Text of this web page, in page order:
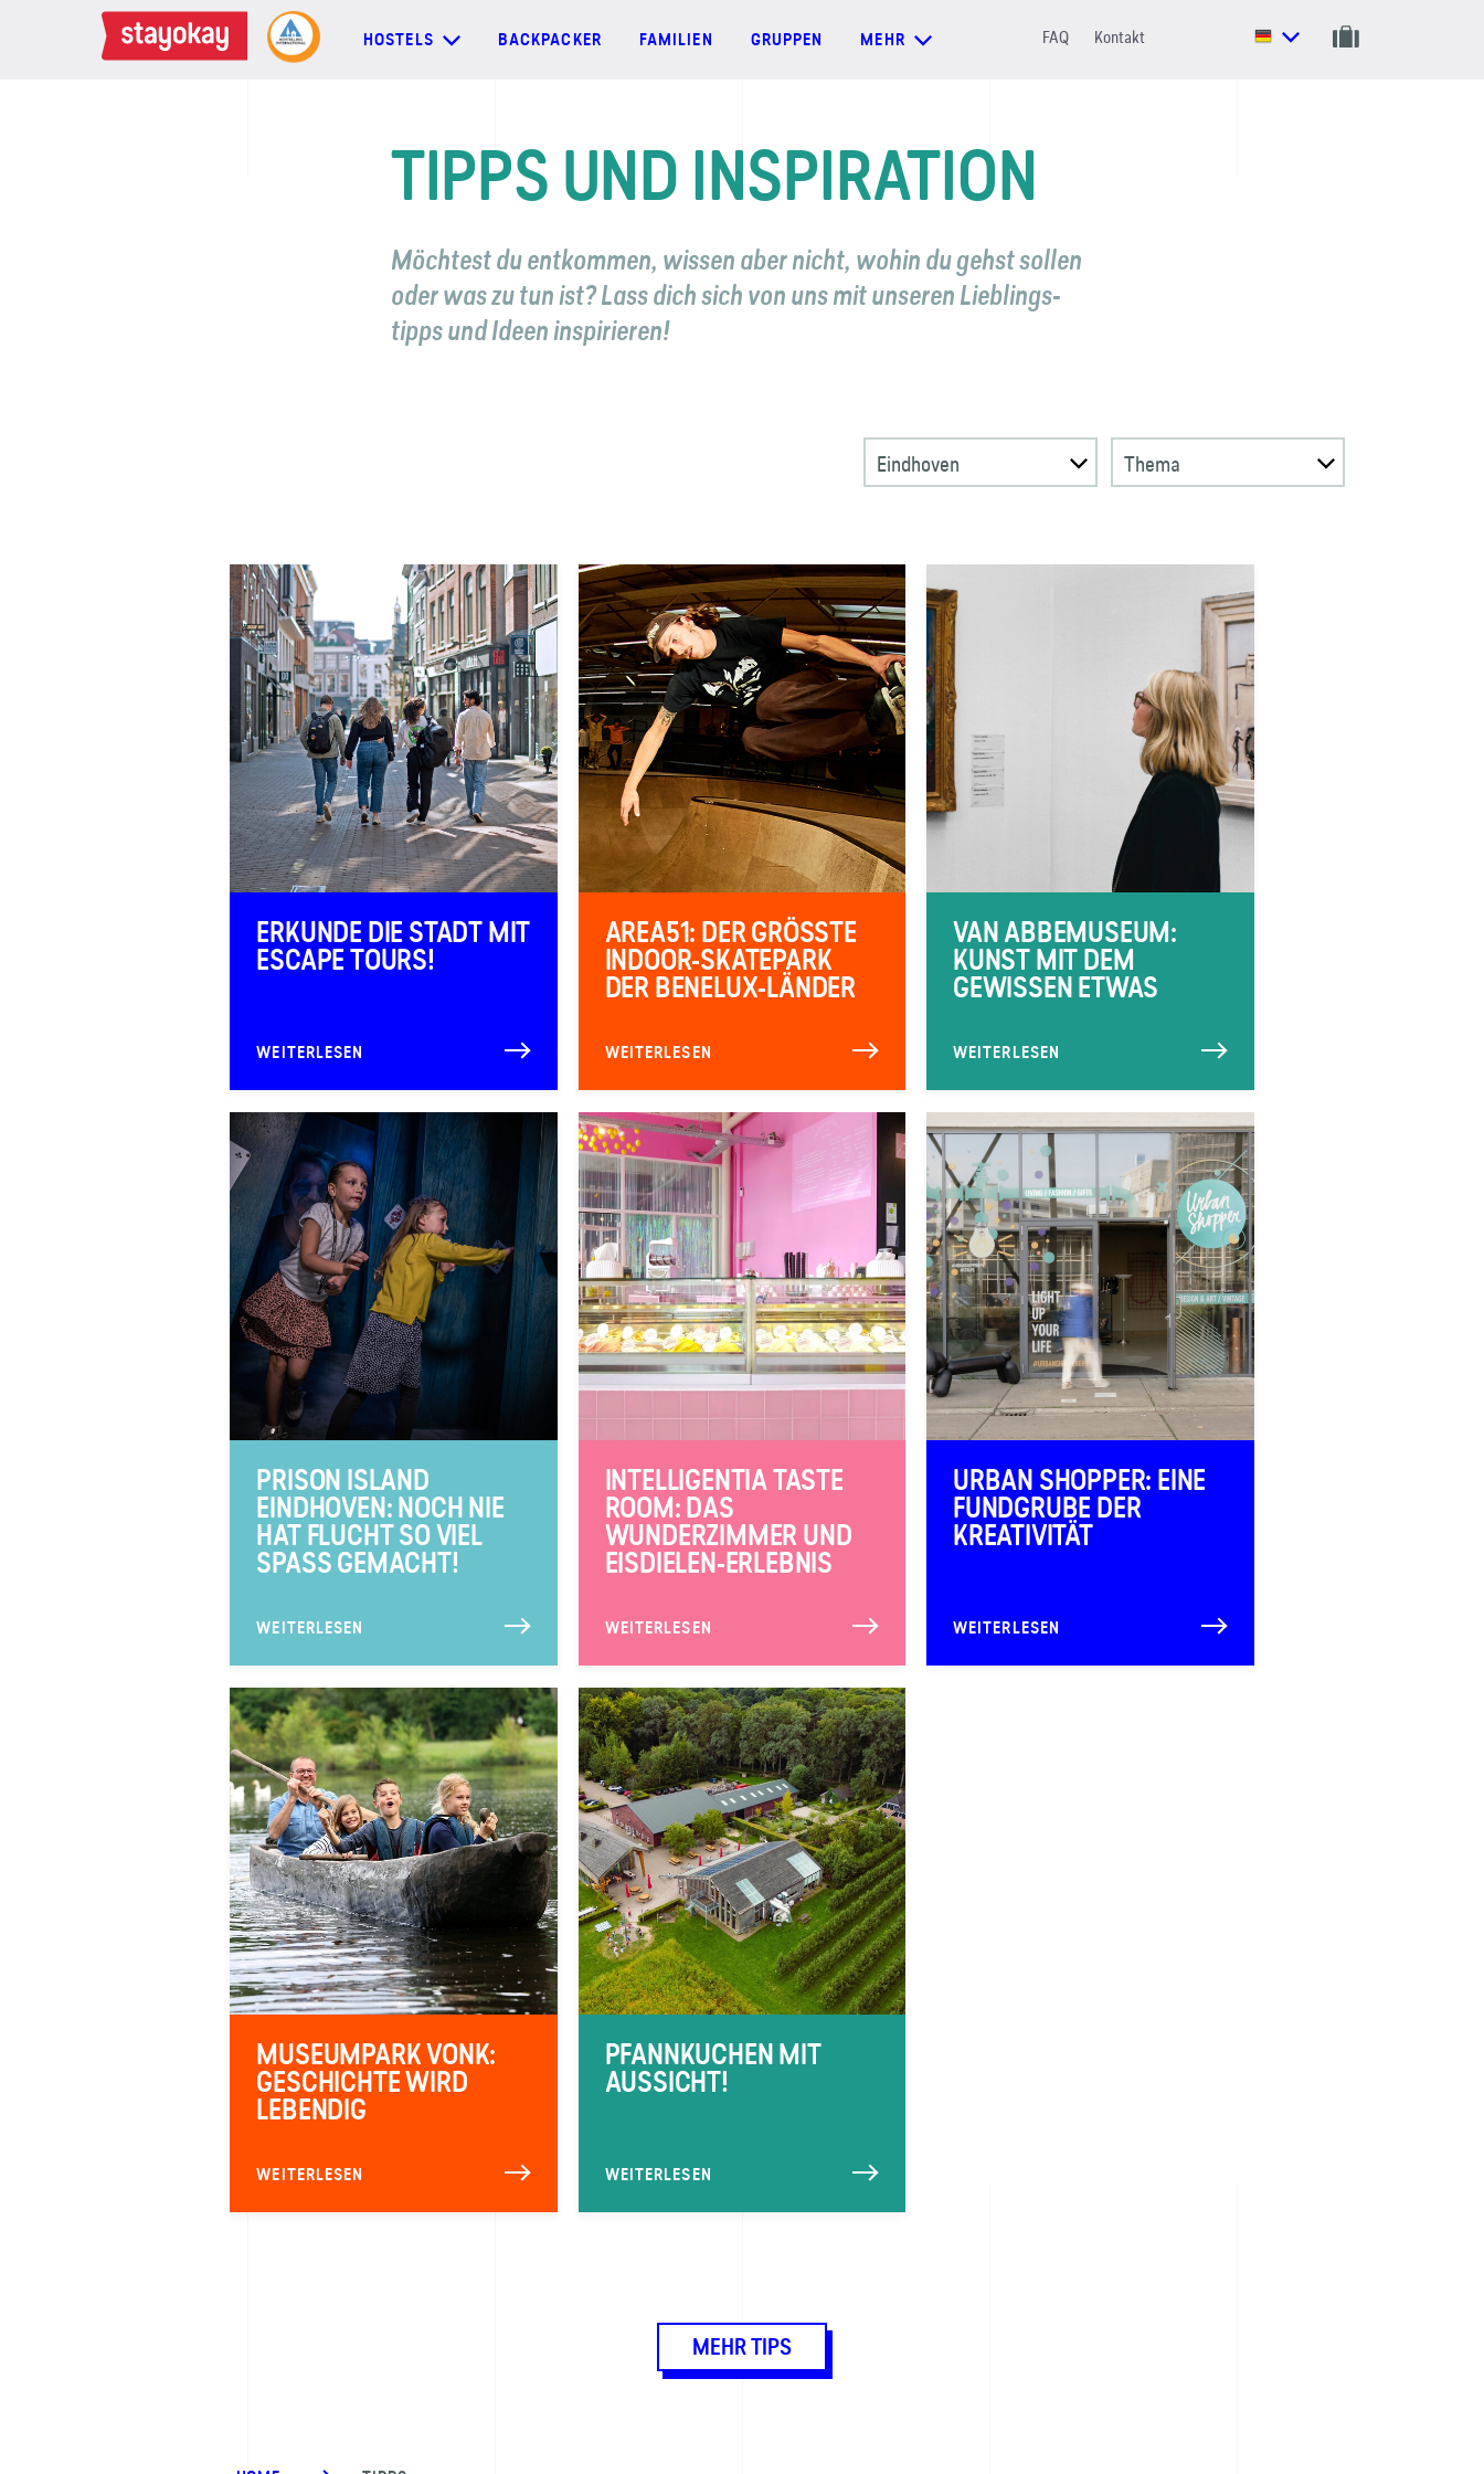
HOSTELS BACKPACKER FAMILIEN GRUPPEN MEHR FAQ Kontakt
TIPPS UND INSPIRATION
Möchtest du entkommen, wissen aber nicht, wohin du gehst sollen
oder was zu tun ist? Lass dich sich von uns mit unseren Lieblings­
tipps und Ideen inspirieren!
Eindhoven Thema
ERKUNDE DIE STADT MIT
ESCAPE TOURS!
WEITERLESEN
AREA51: DER GRÖSSTE I
NDOOR-SKATEPARK D
ER BENELUX-LÄNDER
WEITERLESEN
VAN ABBEMUSEUM:
KUNST MIT DEM
GEWISSEN ETWAS
WEITERLESEN
PRISON ISLAND
EINDHOVEN: NOCH NIE
HAT FLUCHT SO VIEL
SPASS GEMACHT!
WEITERLESEN
INTELLIGENTIA TASTE
ROOM: DAS
WUNDERZIMMER UND
EISDIELEN-ERLEBNIS
WEITERLESEN
URBAN SHOPPER: EINE
FUNDGRUBE DER
KREATIVITÄT
WEITERLESEN
MUSEUMPARK VONK:
GESCHICHTE WIRD
LEBENDIG
WEITERLESEN
PFANNKUCHEN MIT
AUSSICHT!
WEITERLESEN
MEHR TIPS